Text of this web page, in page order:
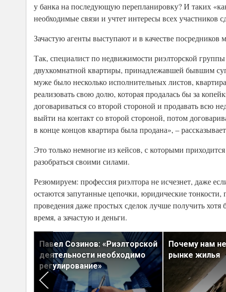
у банка на последующую перепланировку? И таких
необходимые связи и учтет интересы всех участников
Зачастую агенты выступают и в качестве
Так, специалист по недвижимости риэлторской
двухкомнатной квартиры, принадлежавшей бывшим
муже было несколько исполнительных листов,
реализовать свою долю, которая продалась бы за
договариваться со второй стороной и продавать всю
выйти на контакт со второй стороной, потом
в конце концов квартира была продана», –
Это только немногие из кейсов, с которыми
разобраться своими силами.
Резюмируем: профессия риэлтора не исчезнет, даже
остаются запутанные цепочки, юридические
проведения даже простых сделок лучше получить
время, а зачастую и деньги.
Павел Созинов: «Риэлторской
деятельности необходимо
регулирование»
Почему нам
рынке жилья